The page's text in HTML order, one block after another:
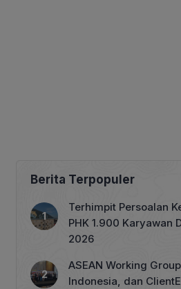
Berita Terpopuler
Terhimpit Persoalan
PHK 1.900 Karyawan
2026
ASEAN Working
Indonesia, dan